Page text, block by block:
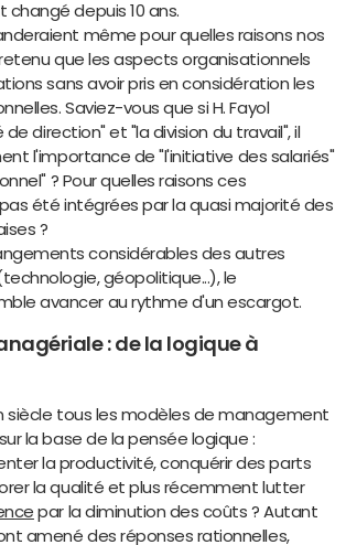
depuis 10 ans.
même pour quelles raisons nos
que les aspects organisationnels
sans avoir pris en considération les
Saviez-vous que si H. Fayol
direction" et "la division du travail", il
l'importance de "l'initiative des salariés"
? Pour quelles raisons ces
été intégrées par la quasi majorité des
?
considérables des autres
géopolitique...), le
avancer au rythme d'un escargot.
: de la logique à
siècle tous les modèles de management
la base de la pensée logique :
la productivité, conquérir des parts
la qualité et plus récemment lutter
par la diminution des coûts ? Autant
amené des réponses rationnelles,